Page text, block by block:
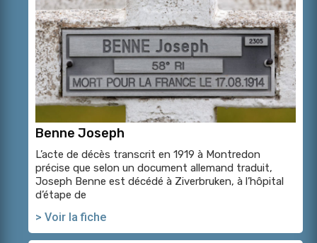
Benne Joseph
L’acte de décès transcrit en 1919 à Montredon
précise que selon un document allemand traduit,
Joseph Benne est décédé à Ziverbruken, à l’hôpital
d’étape de
> Voir la fiche